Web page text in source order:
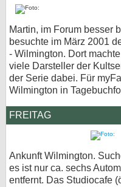
Martin, im Forum besser
besuchte im März 2001
- Wilmington. Dort
viele Darsteller der
der Serie dabei. Für
Wilmington in
FREITAG
Ankunft Wilmington.
es ist nur ca. sechs
entfernt. Das Studiocafe